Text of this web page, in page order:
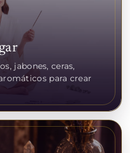
jabones, ceras,
para crear